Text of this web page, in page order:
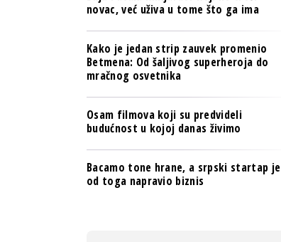
novac, već uživa u tome što ga ima
Kako je jedan strip zauvek promenio
Betmena: Od šaljivog superheroja do
mračnog osvetnika
Osam filmova koji su predvideli
budućnost u kojoj danas živimo
Bacamo tone hrane, a srpski startap je
od toga napravio biznis